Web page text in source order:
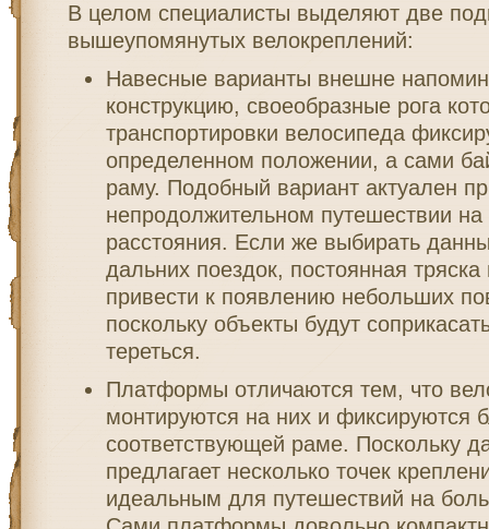
В целом специалисты выделяют две
вышеупомянутых велокреплений:
Навесные варианты внешне
конструкцию, своеобразные рога
транспортировки велосипеда
определенном положении, а сами
раму. Подобный вариант актуален
непродолжительном путешествии
расстояния. Если же выбирать
дальних поездок, постоянная
привести к появлению небольших
поскольку объекты будут
тереться.
Платформы отличаются тем, что
монтируются на них и фиксируются
соответствующей раме. Поскольку
предлагает несколько точек
идеальным для путешествий на